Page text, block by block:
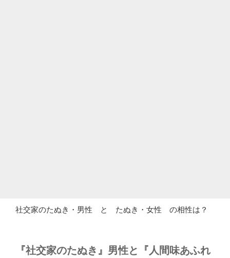
社交家のたぬき・男性 と たぬき・女性 の相性は？
『社交家のたぬき』男性と『人間味あふれ